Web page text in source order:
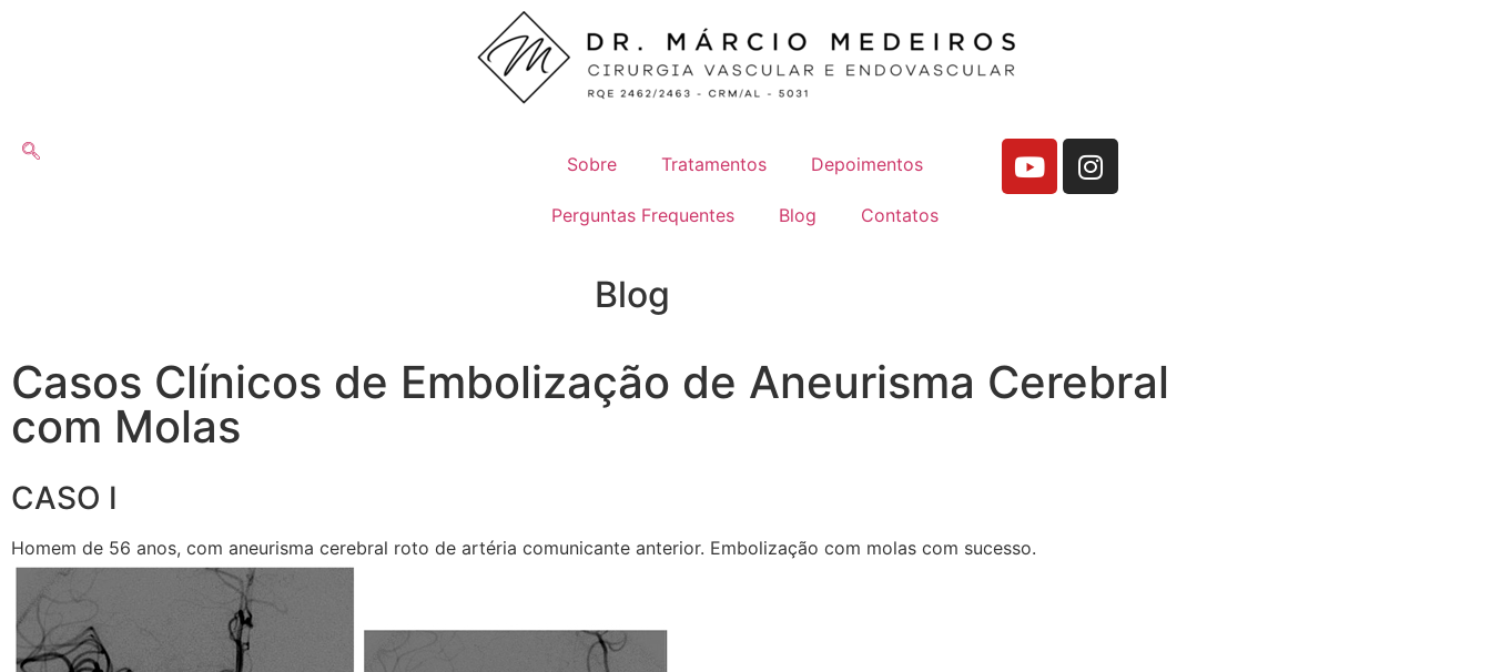
Sobre Tratamentos Depoimentos
Perguntas Frequentes Blog Contatos
Blog
Casos Clínicos de Embolização de Aneurisma Cerebral
com Molas
CASO I
Homem de 56 anos, com aneurisma cerebral roto de artéria comunicante anterior. Embolização com molas com sucesso.